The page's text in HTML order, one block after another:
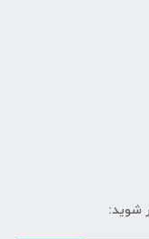
شوید: